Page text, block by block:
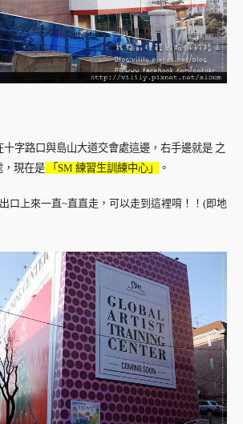
字路口與島山大道交會處這邊，右手邊就是 之
，現在是 「SM 練習生訓練中心」 。
口上來一直~直直走，可以走到這裡唷！！(即地